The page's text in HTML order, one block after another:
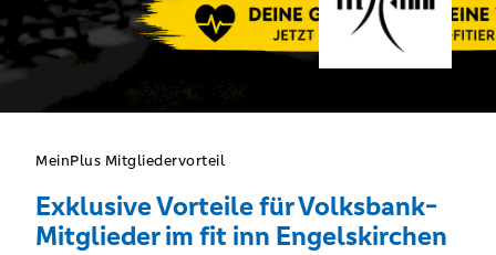
MeinPlus Mitgliedervorteil
Exklusive Vorteile für Volksbank-
Mitglieder im fit inn Engelskirchen